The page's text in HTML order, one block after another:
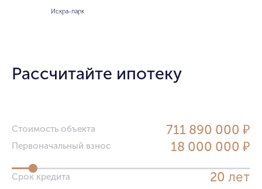
Искра-парк
Рассчитайте ипотеку
Стоимость объекта 711 890 000 ₽
Первоначальный взнос 18 000 000 ₽
Срок кредита 20 лет